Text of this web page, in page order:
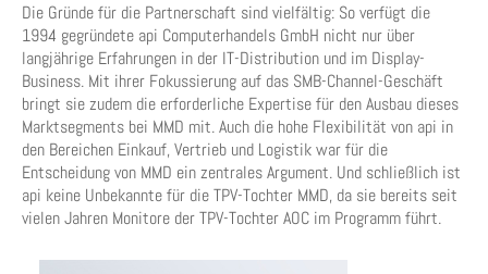
Die Gründe für die Partnerschaft sind vielfältig: So verfügt die
1994 gegründete api Computerhandels GmbH nicht nur über
langjährige Erfahrungen in der IT-Distribution und im Display-
Business. Mit ihrer Fokussierung auf das SMB-Channel-Geschäft
bringt sie zudem die erforderliche Expertise für den Ausbau dieses
Marktsegments bei MMD mit. Auch die hohe Flexibilität von api in
den Bereichen Einkauf, Vertrieb und Logistik war für die
Entscheidung von MMD ein zentrales Argument. Und schließlich ist
api keine Unbekannte für die TPV-Tochter MMD, da sie bereits seit
vielen Jahren Monitore der TPV-Tochter AOC im Programm führt.